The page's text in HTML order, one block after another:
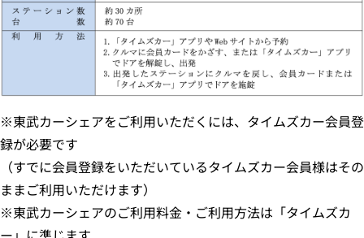
※東武カーシェアをご利用いただくには、タイムズカー会員登
録が必要です
（すでに会員登録をいただいているタイムズカー会員様はその
ままご利用いただけます）
※東武カーシェアのご利用料金・ご利用方法は「タイムズカ